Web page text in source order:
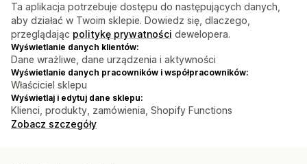
Ta aplikacja potrzebuje dostępu do następujących danych,
aby działać w Twoim sklepie. Dowiedz się, dlaczego,
przeglądając politykę prywatności dewelopera.
Wyświetlanie danych klientów:
Dane wrażliwe, dane urządzenia i aktywności
Wyświetlanie danych pracowników i współpracowników:
Właściciel sklepu
Wyświetlaj i edytuj dane sklepu:
Klienci, produkty, zamówienia, Shopify Functions
Zobacz szczegóły